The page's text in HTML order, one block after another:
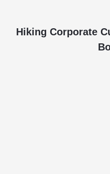
Hiking Corporate